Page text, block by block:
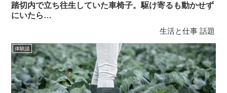
踏切内で立ち往生していた車椅子。駆け寄るも動かせず
にいたら…
生活と仕事 話題
体験談